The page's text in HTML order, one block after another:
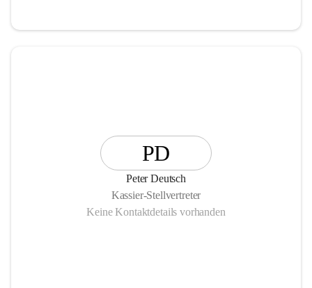
PD
Peter Deutsch
Kassier-Stellvertreter
Keine Kontaktdetails vorhanden